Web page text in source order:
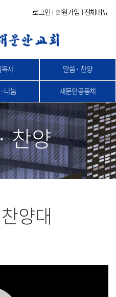
로그인 회원가입 전체메뉴
사 말씀 · 찬양
나눔 새문안공동체
찬양
양대